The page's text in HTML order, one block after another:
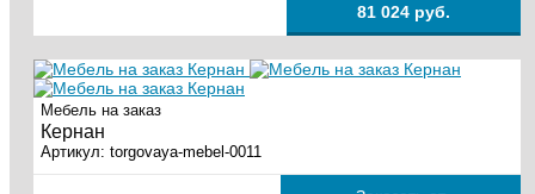
81 024 руб.
Мебель на заказ
Кернан
Артикул: torgovaya-mebel-0011